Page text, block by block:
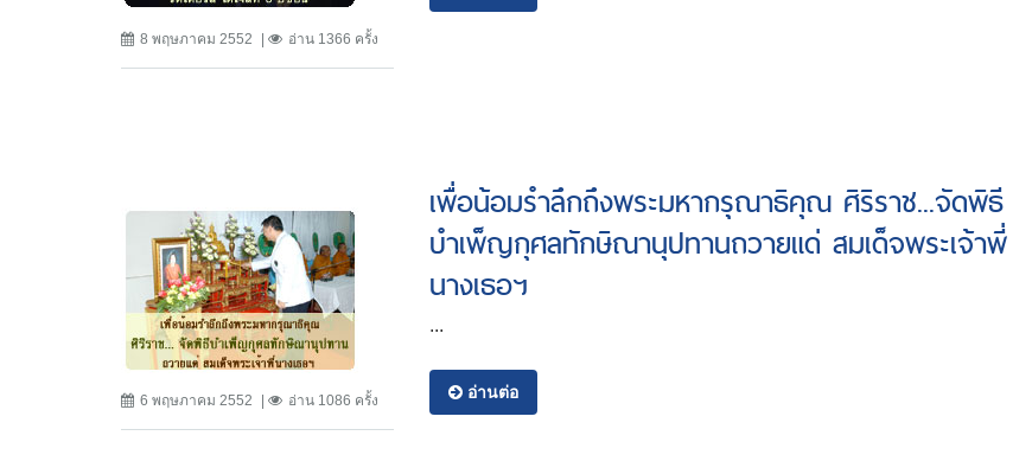
8 พฤษภาคม 2552 อ่าน 1366 ครั้ง
6 พฤษภาคม 2552 อ่าน 1086 ครั้ง
เพื่อน้อมรำลึกถึงพระมหากรุณาธิคุณ ศิริราช...จัดพิธี
บำเพ็ญกุศลทักษิณานุปทานถวายแด่ สมเด็จพระเจ้าพี่
นางเธอฯ
...
อ่านต่อ